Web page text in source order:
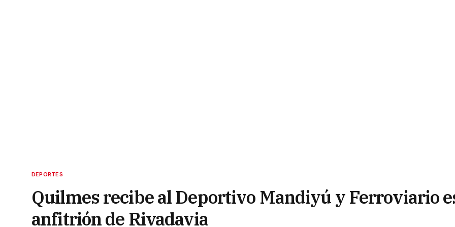
DEPORTES
Quilmes recibe al Deportivo Mandiyú y Ferroviario
anfitrión de Rivadavia